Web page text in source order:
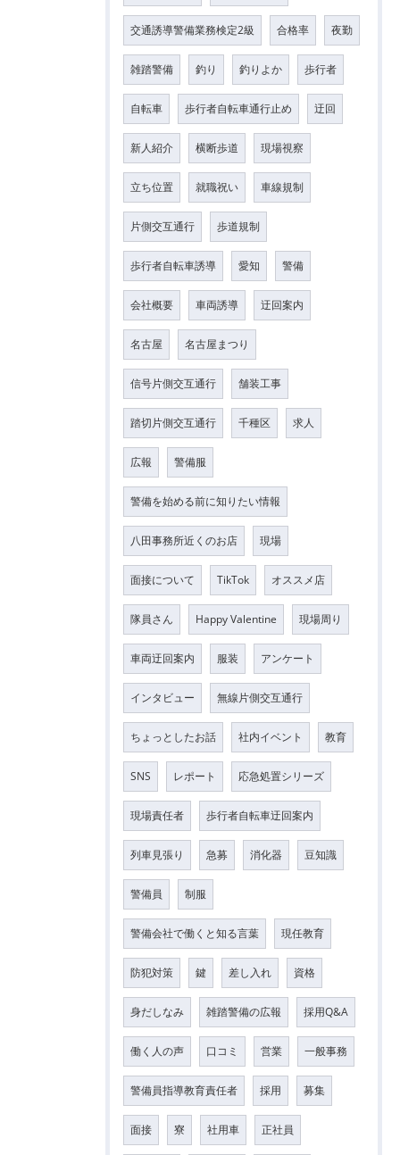
交通誘導警備業務検定2級 合格率 夜勤
雑踏警備 釣り 釣りよか 歩行者
自転車 歩行者自転車通行止め 迂回
新人紹介 横断歩道 現場視察
立ち位置 就職祝い 車線規制
片側交互通行 歩道規制
歩行者自転車誘導 愛知 警備
会社概要 車両誘導 迂回案内
名古屋 名古屋まつり
信号片側交互通行 舗装工事
踏切片側交互通行 千種区 求人
広報 警備服
警備を始める前に知りたい情報
八田事務所近くのお店 現場
面接について TikTok オススメ店
隊員さん Happy Valentine 現場周り
車両迂回案内 服装 アンケート
インタビュー 無線片側交互通行
ちょっとしたお話 社内イベント 教育
SNS レポート 応急処置シリーズ
現場責任者 歩行者自転車迂回案内
列車見張り 急募 消化器 豆知識
警備員 制服
警備会社で働くと知る言葉 現任教育
防犯対策 鍵 差し入れ 資格
身だしなみ 雑踏警備の広報 採用Q&A
働く人の声 口コミ 営業 一般事務
警備員指導教育責任者 採用 募集
面接 寮 社用車 正社員